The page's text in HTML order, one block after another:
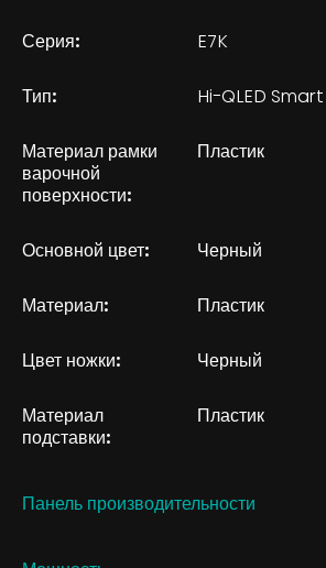
Серия: E7K
Тип: Hi-QLED Smart
Материал рамки
варочной
поверхности:
Пластик
Основной цвет: Черный
Материал: Пластик
Цвет ножки: Черный
Материал
подставки:
Пластик
Панель производительности